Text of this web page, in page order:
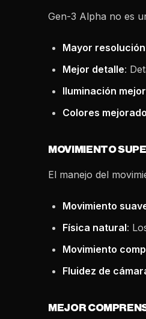
Gen-3 Alpha no es
Mayor resolución
Mejor detalle:
Iluminación
Colores
MOVIMIENTO
El manejo del
Movimiento
Física natural:
Movimiento
Fluidez de
MEJOR